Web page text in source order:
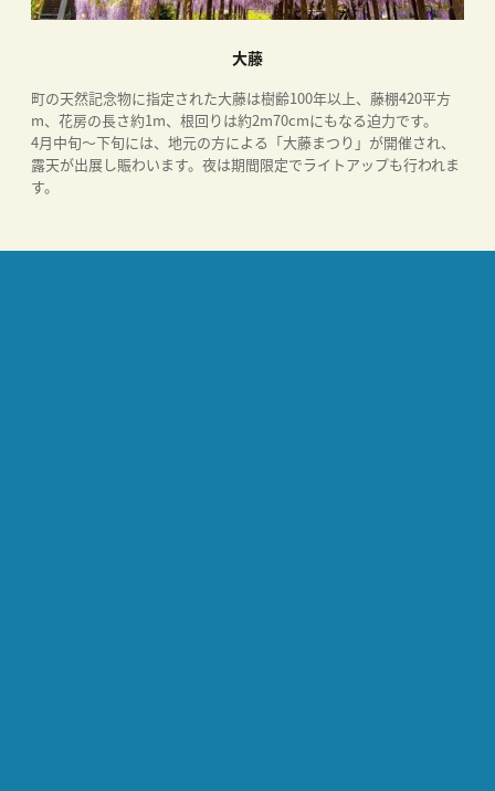
大藤
町の天然記念物に指定された大藤は樹齢100年以上、藤棚420平方
m、花房の長さ約1m、根回りは約2m70cmにもなる迫力です。
4月中旬～下旬には、地元の方による「大藤まつり」が開催され、
露天が出展し賑わいます。夜は期間限定でライトアップも行われま
す。